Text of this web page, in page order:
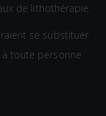
de lithothérapie.
se substituer
toute personne